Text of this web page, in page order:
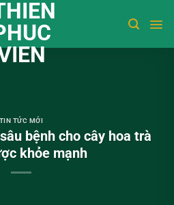
TIN TỨC MỚI
bệnh cho cây hoa trà
khỏe mạnh